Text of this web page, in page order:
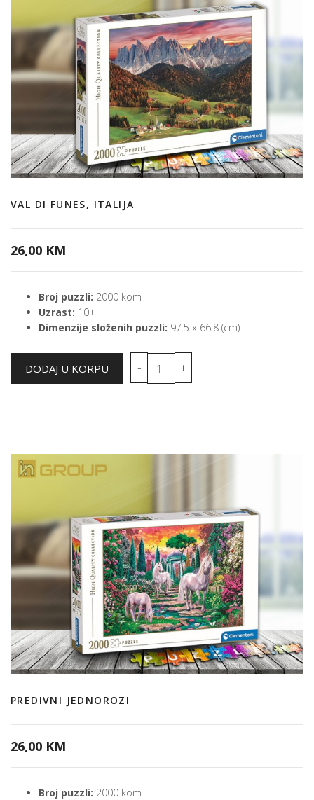
VAL DI FUNES, ITALIJA
26,00 KM
Broj puzzli: 2000 kom
Uzrast: 10+
Dimenzije složenih puzzli: 97.5 x 66.8 (cm)
PREDIVNI JEDNOROZI
26,00 KM
Broj puzzli: 2000 kom